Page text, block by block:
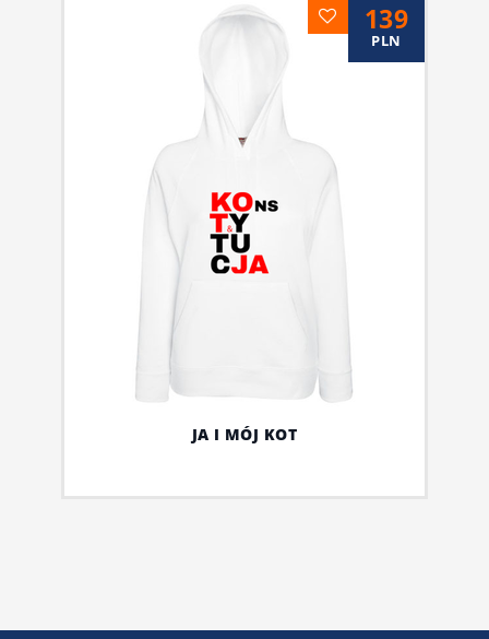
139
PLN
JA I MÓJ KOT